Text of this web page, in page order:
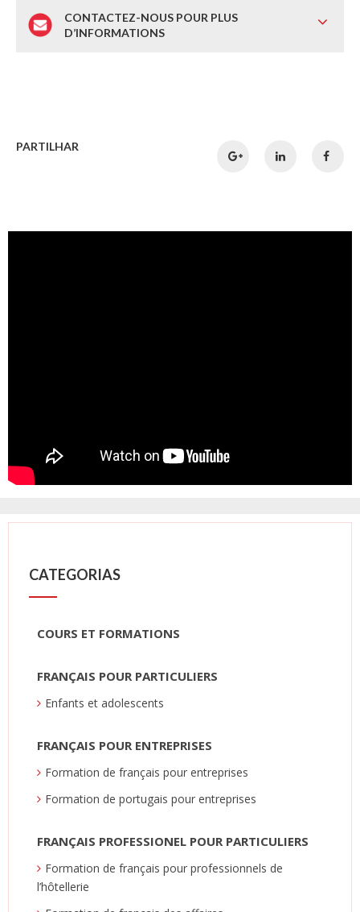
CONTACTEZ-NOUS POUR PLUS
D’INFORMATIONS
PARTILHAR
CATEGORIAS
COURS ET FORMATIONS
FRANÇAIS POUR PARTICULIERS
Enfants et adolescents
FRANÇAIS POUR ENTREPRISES
Formation de français pour entreprises
Formation de portugais pour entreprises
FRANÇAIS PROFESSIONEL POUR PARTICULIERS
Formation de français pour professionnels de
l’hôtellerie